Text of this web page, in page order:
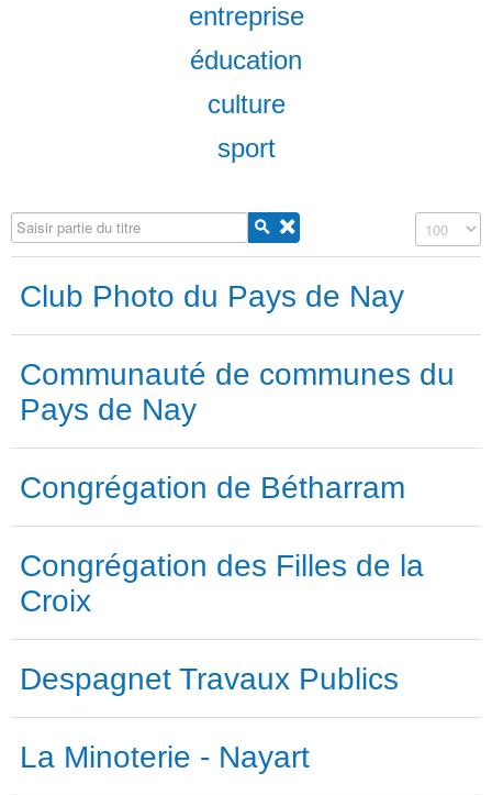
entreprise
éducation
culture
sport
Saisir partie du titre Affichage #
Club Photo du Pays de Nay
Communauté de communes du
Pays de Nay
Congrégation de Bétharram
Congrégation des Filles de la
Croix
Despagnet Travaux Publics
La Minoterie - Nayart